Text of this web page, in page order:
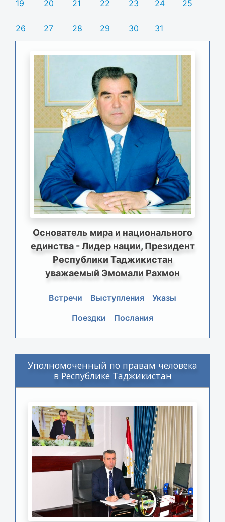
19 20 21 22 23 24 25
26 27 28 29 30 31
Основатель мира и национального
единства - Лидер нации, Президент
Республики Таджикистан
уважаемый Эмомали Рахмон
Встречи Выступления
Указы
Поездки
Послания
Уполномоченный по правам человека
в Республике Таджикистан